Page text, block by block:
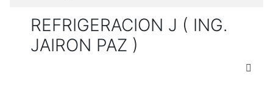
REFRIGERACION J ( ING.
JAIRON PAZ )